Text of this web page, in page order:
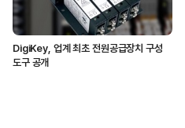
DigiKey, 업계 최초 전원공급장치 구성
도구 공개